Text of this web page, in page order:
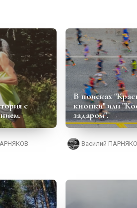
с
В поисках
кнопки" или
задаром".
Василий